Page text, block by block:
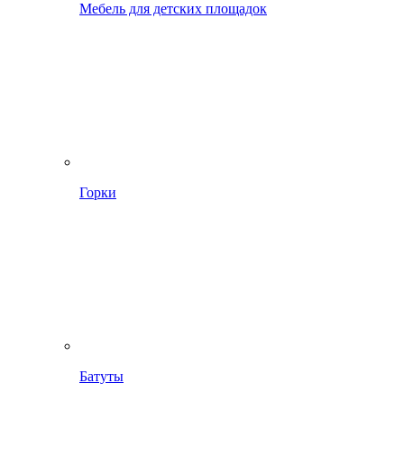
Мебель для детских площадок
Горки
Батуты